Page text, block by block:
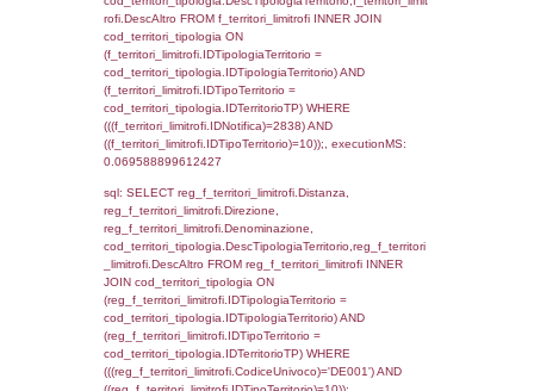
JOIN cod_territori_tipologia ON
(reg_f_territori_limitrofi.IDTipologiaTerritorio =
cod_territori_tipologia.IDTipologiaTerritorio)
(reg_f_territori_limitrofi.IDTipoTerritorio =
cod_territori_tipologia.IDTerritorioTP)
0.01982593536377
sql: SELECT f_territori_limitrofi.Distanza,
f_territori_limitrofi.Direzione,
f_territori_limitrofi.Denominazione,
f_territori_limitrofi.DescAltro FROM